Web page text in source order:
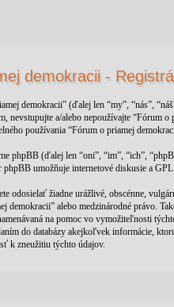
demokracii -
demokracii” (ďalej len “my”, “nás”,
nevstupujte a/alebo nepoužívajte “Fórum
používania “Fórum o priamej
phpBB (ďalej len “oni”, “im”, “ich”,
phpBB umožňuje internetové diskusie a
odosielať žiadne urážlivé, obscénne,
demokracii” alebo medzinárodné právo.
na pomoc vo vymožiteľnosti
do databázy akejkoľvek informácie,
k zneužitiu týchto údajov.